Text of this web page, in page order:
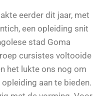
eerder dit jaar, met
een opleiding snit
stad Goma
cursistes voltooide
het lukte ons nog om
aan te bieden.